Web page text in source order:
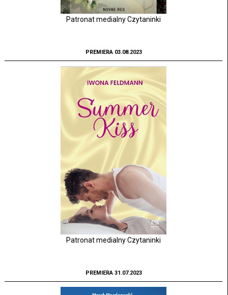
Patronat medialny Czytaninki
PREMIERA 03.08.2023
Patronat medialny Czytaninki
PREMIERA 31.07.2023